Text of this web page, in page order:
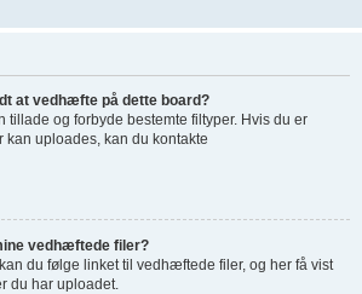
at vedhæfte på dette board?
tillade og forbyde bestemte filtyper. Hvis du er
kan uploades, kan du kontakte
vedhæftede filer?
du følge linket til vedhæftede filer, og her få vist
du har uploadet.